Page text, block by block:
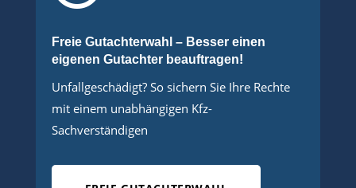
Freie Gutachterwahl – Besser einen
eigenen Gutachter beauftragen!
Unfallgeschädigt? So sichern Sie Ihre Rechte
mit einem unabhängigen Kfz-
Sachverständigen